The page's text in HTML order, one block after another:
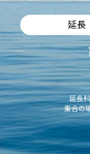
延長
延長
乗合の